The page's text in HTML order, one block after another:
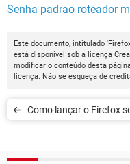
Senha padrao roteador
Este documento, intitulado
está disponível sob a licença
modificar o conteúdo desta
licença. Não se esqueça de
Como lançar o Firefox